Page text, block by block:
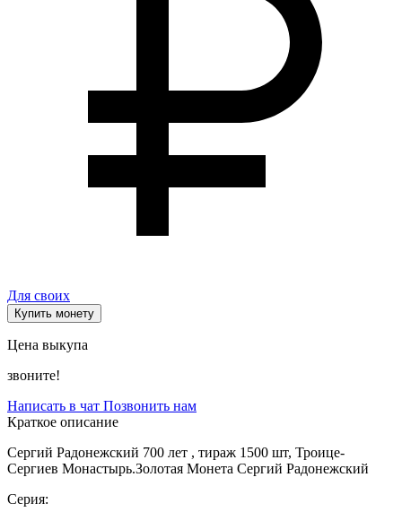
Для своих
Купить монету
Цена выкупа
звоните!
Написать в чат Позвонить нам
Краткое описание
Сергий Радонежский 700 лет , тираж 1500 шт, Троице-
Сергиев Монастырь.Золотая Монета Сергий Радонежский
Серия: